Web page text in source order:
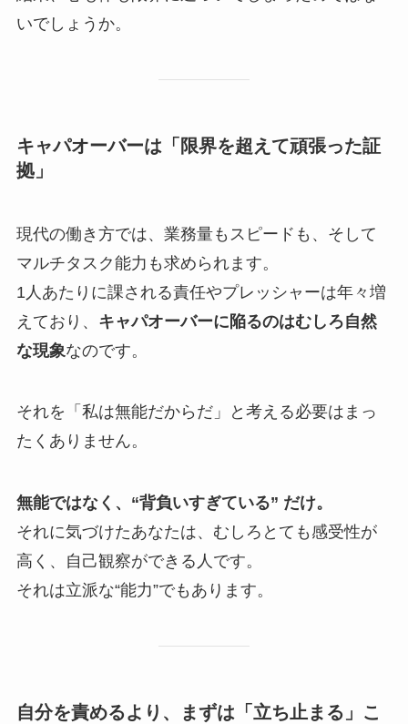
いでしょうか。
キャパオーバーは「限界を超えて頑張った証
拠」
現代の働き方では、業務量もスピードも、そして
マルチタスク能力も求められます。
1人あたりに課される責任やプレッシャーは年々増
えており、 キャパオーバーに陥るのはむしろ自然
な現象なのです。
それを「私は無能だからだ」と考える必要はまっ
たくありません。
無能ではなく、“背負いすぎている” だけ。
それに気づけたあなたは、むしろとても感受性が
高く、自己観察ができる人です。
それは立派な“能力”でもあります。
自分を責めるより、まずは「立ち止まる」こ